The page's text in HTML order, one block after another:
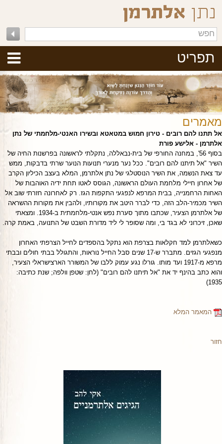
תפריט
מאמרים
אל תתנו להם רובים - טירון חמוש במטאטא ובשירו האנטי-מלחמתי של נתן
אלתרמן - אלישע פורת
בסוף 56', במחנה החורפי של בית-נבאללה, נתקלתי לראשונה בפרשנות החיה של
השיר "אל תיתנו להם רובים". ככל נער מנערי תנועות הנוער שרתי בדבקות, ממש
עד צאת הנשמה, את השיר הנוסטלגי של נתן אלתרמן, המלא בעצב הכיליון הקרב
של אחרון חיילי מלחמת העולם הראשונה, הגוסס לאטו תחת ידיה האוהבות של
האחות הרחמנייה, בבית המרפא לנפגעי התקפות הגז. רק לאחרונה חזרתי שוב אל
השיר מכמיר-הלב הזה, כדי לברר היטב את מקורותיו, ולהבין את מקורות ההשראה
של אלתרמן הצעיר, שכתבו מתוך סערת נפש אנטי-מלחמתית ב-1934. ומצאתי
שאכן, זיכרוני לא בגד בי, ומה שסופר לי ליד מדורת השבט של התנועה, באמת קרה.
כשאלתרמן למד חקלאות בצרפת הוא נתקל בהספדים לחייל הצרפתי האחרון
מנפגעי הגזים. מתברר ש-17 שנים סבל החייל נוראות, והתגולל בבתי חולים ובבתי
מרפא מ-1917 ועד מותו. גורלו נגע עמוק ללבו של המשורר הארצישראלי הצעיר,
והוא כתב בהינף יד את "אל תיתנו להם רובים" (לחן: שטפן וולפה; שנת כתיבה:
1935)
המאמר המלא
חזור